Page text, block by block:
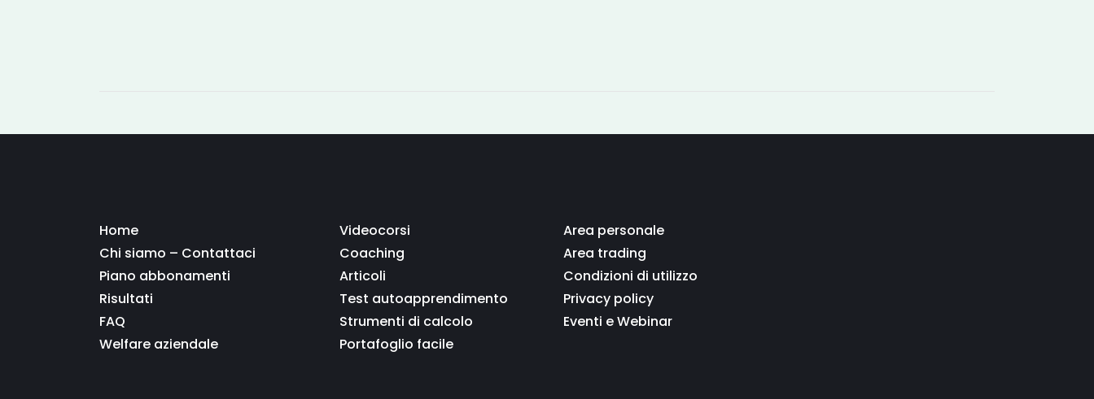
Home
Chi siamo – Contattaci
Piano abbonamenti
Risultati
FAQ
Welfare aziendale
Videocorsi
Coaching
Articoli
Test autoapprendimento
Strumenti di calcolo
Portafoglio facile
Area personale
Area trading
Condizioni di utilizzo
Privacy policy
Eventi e Webinar